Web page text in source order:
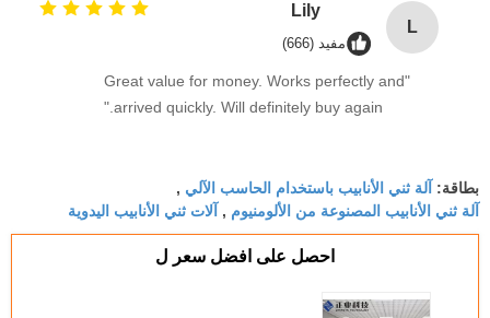
L
Lily
مفيد (666)
"Great value for money. Works perfectly and
arrived quickly. Will definitely buy again."
بطاقة: آلة ثني الأنابيب باستخدام الحاسب الآلي ,
آلة ثني الأنابيب المصنوعة من الألومنيوم , آلات ثني الأنابيب اليدوية
احصل على افضل سعر ل